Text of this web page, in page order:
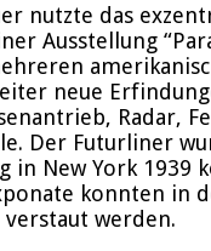
nutzte das
Ausstellung
neue
Radar,
Der Futurliner
in New York 1939
konnten in
werden.